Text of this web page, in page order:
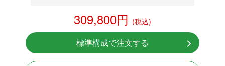
NVMeSSD 1TB
無線LAN Bluetooth対応
Windows11 Home 64bit
309,800円 (税込)
標準構成で注文する